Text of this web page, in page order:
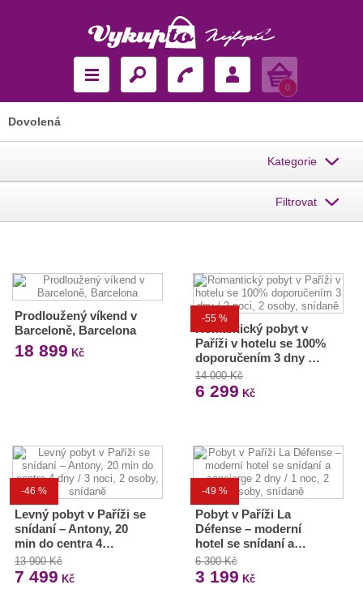
Košík
0
Dovolená
Kategorie
Filtrovat
Prodloužený víkend v
Barceloně, Barcelona
18 899 Kč
-55 %
Romantický pobyt v
Paříži v hotelu se 100%
doporučením 3 dny …
14 000 Kč
6 299 Kč
-46 %
Levný pobyt v Paříži se
snídaní – Antony, 20
min do centra 4…
13 900 Kč
7 499 Kč
-49 %
Pobyt v Paříži La
Défense – moderní
hotel se snídaní a…
6 300 Kč
3 199 Kč